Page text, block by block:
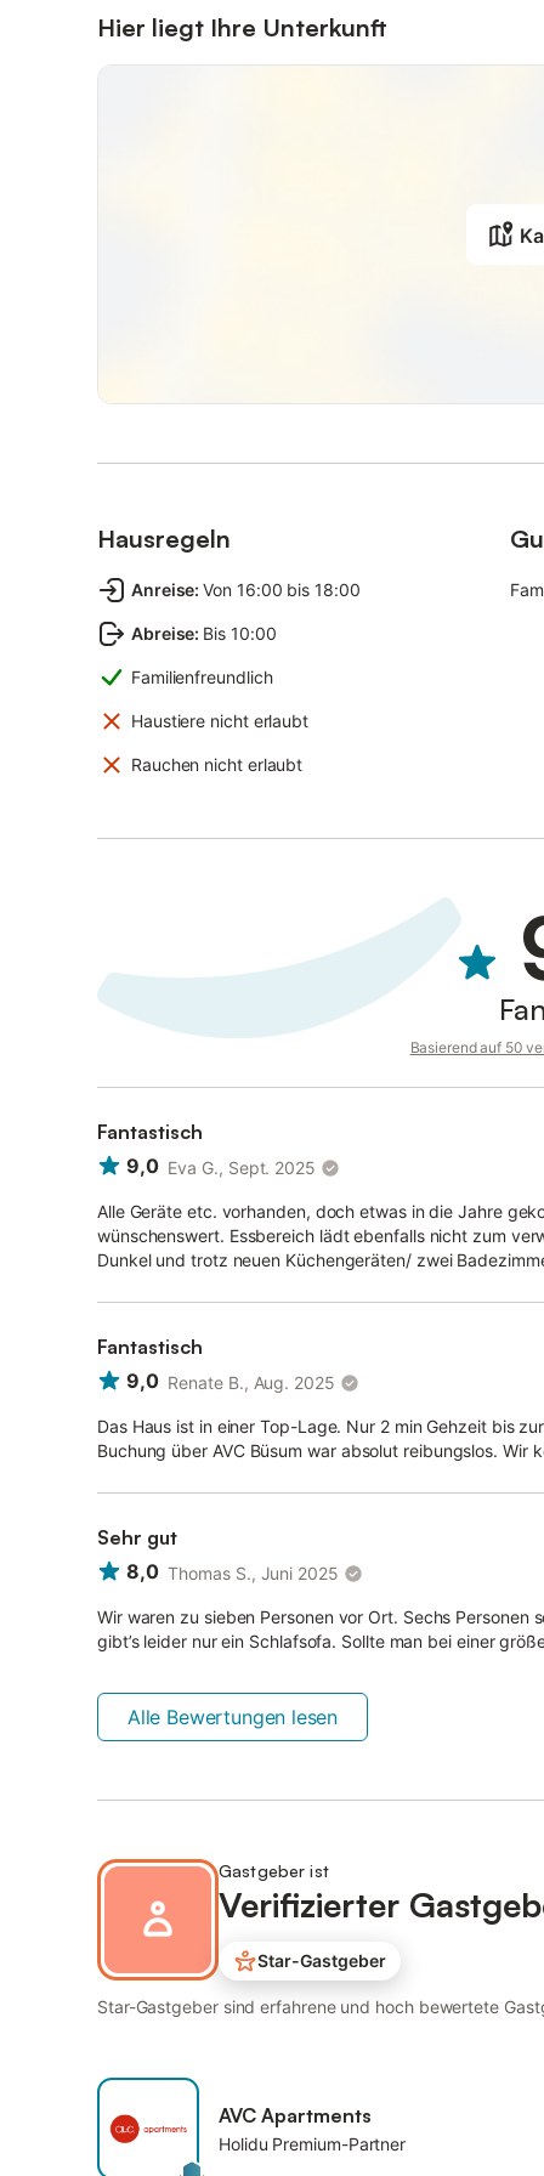
Hier liegt Ihre Unterkunft
Hausregeln
Anreise: Von 16:00 bis 18:00
Abreise: Bis 10:00
Familienfreundlich
Haustiere nicht erlaubt
Rauchen nicht erlaubt
Basierend auf 50
Fantastisch
9,0 Eva G., Sept. 2025
Alle Geräte etc. vorhanden, doch etwas in die Jahre
wünschenswert. Essbereich lädt ebenfalls nicht zum
Dunkel und trotz neuen Küchengeräten/ zwei
Fantastisch
9,0 Renate B., Aug. 2025
Das Haus ist in einer Top-Lage. Nur 2 min Gehzeit bis
Buchung über AVC Büsum war absolut reibungslos. Wir
Sehr gut
8,0 Thomas S., Juni 2025
Wir waren zu sieben Personen vor Ort. Sechs
gibt’s leider nur ein Schlafsofa. Sollte man bei einer
Alle Bewertungen lesen
Gastgeber ist
Verifizierter
Star-Gastgeber
Star-Gastgeber sind erfahrene und hoch bewertete
AVC Apartments
Holidu Premium-Partner